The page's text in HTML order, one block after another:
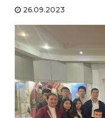
26.09.2023